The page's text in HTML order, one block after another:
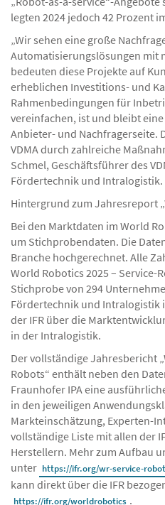
legten 2024 jedoch 42 Prozent
„Wir sehen eine große
Automatisierungslösungen mit
bedeuten diese Projekte auf
erheblichen Investitions- und
Rahmenbedingungen für
vereinfachen, ist und bleibt
Anbieter- und Nachfragerseite.
VDMA durch zahlreiche
Schmel, Geschäftsführer des
Fördertechnik und Intralogistik.
Hintergrund zum Jahresreport
Bei den Marktdaten im World
um Stichprobendaten. Die
Branche hochgerechnet. Alle
World Robotics 2025 – Service-
Stichprobe von 294
Fördertechnik und
der IFR über die
in der Intralogistik.
Der vollständige Jahresbericht
Robots“ enthält neben den
Fraunhofer IPA eine
in den jeweiligen
Markteinschätzung, Experten-
vollständige Liste mit allen der
Herstellern. Mehr zum Aufbau
unter https://ifr.org/wr-service-
kann direkt über die IFR
https://ifr.org/worldrobotics .